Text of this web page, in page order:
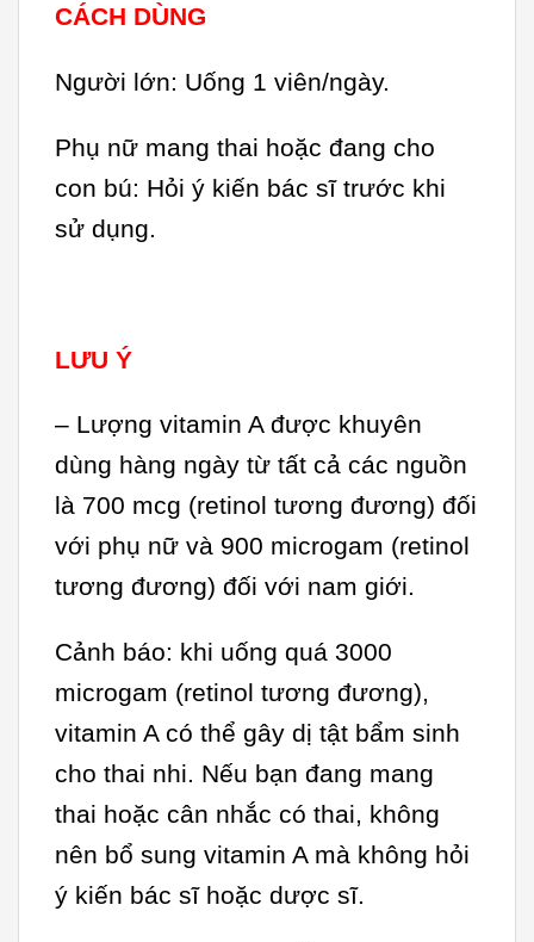
CÁCH DÙNG
Người lớn: Uống 1 viên/ngày.
Phụ nữ mang thai hoặc đang cho
con bú: Hỏi ý kiến bác sĩ trước khi
sử dụng.
LƯU Ý
– Lượng vitamin A được khuyên
dùng hàng ngày từ tất cả các nguồn
là 700 mcg (retinol tương đương) đối
với phụ nữ và 900 microgam (retinol
tương đương) đối với nam giới.
Cảnh báo: khi uống quá 3000
microgam (retinol tương đương),
vitamin A có thể gây dị tật bẩm sinh
cho thai nhi. Nếu bạn đang mang
thai hoặc cân nhắc có thai, không
nên bổ sung vitamin A mà không hỏi
ý kiến bác sĩ hoặc dược sĩ.